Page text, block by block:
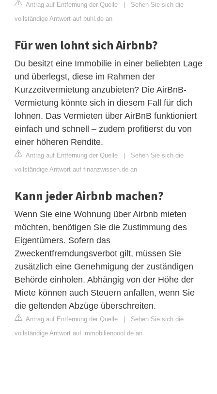
Antrag auf Entfernung der Quelle | Sehen Sie sich die
vollständige Antwort auf buhl.de an
Für wen lohnt sich Airbnb?
Du besitzt eine Immobilie in einer beliebten Lage
und überlegst, diese im Rahmen der
Kurzzeitvermietung anzubieten? Die AirBnB-
Vermietung könnte sich in diesem Fall für dich
lohnen. Das Vermieten über AirBnB funktioniert
einfach und schnell – zudem profitierst du von
einer höheren Rendite.
Antrag auf Entfernung der Quelle | Sehen Sie sich die
vollständige Antwort auf finanzwissen.de an
Kann jeder Airbnb machen?
Wenn Sie eine Wohnung über Airbnb mieten
möchten, benötigen Sie die Zustimmung des
Eigentümers. Sofern das
Zweckentfremdungsverbot gilt, müssen Sie
zusätzlich eine Genehmigung der zuständigen
Behörde einholen. Abhängig von der Höhe der
Miete können auch Steuern anfallen, wenn Sie
die geltenden Abzüge überschreiten.
Antrag auf Entfernung der Quelle | Sehen Sie sich die
vollständige Antwort auf immobilienpool.de an